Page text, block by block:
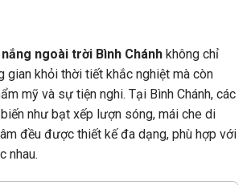
ngoài trời Bình Chánh không chỉ
gian khỏi thời tiết khắc nghiệt mà còn
mỹ và sự tiện nghi. Tại Bình Chánh, các
như bạt xếp lượn sóng, mái che di
đều được thiết kế đa dạng, phù hợp với
nhau.